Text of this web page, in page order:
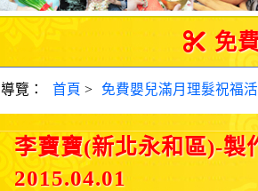
免
導覽： 首頁 > 免費嬰兒滿月理髮祝福
李寶寶(新北永和區)-製
2015.04.01